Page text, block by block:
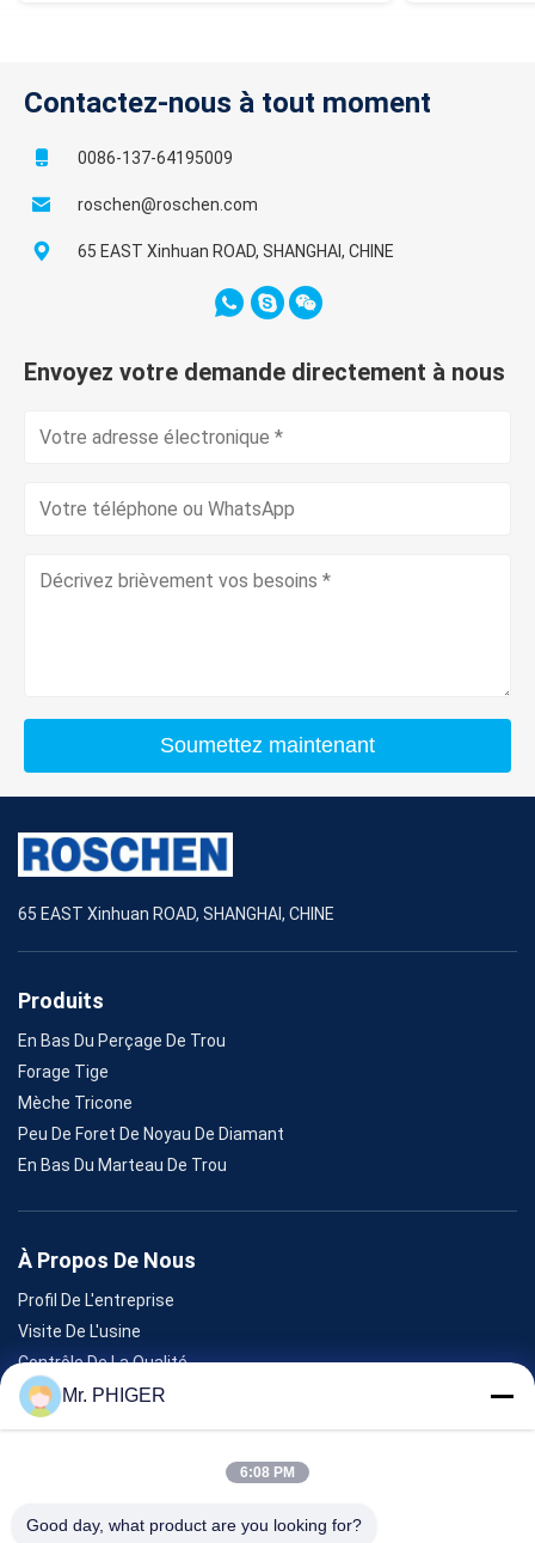
Contactez-nous à tout moment
0086-137-64195009
roschen@roschen.com
65 EAST Xinhuan ROAD, SHANGHAI, CHINE
Envoyez votre demande directement à nous
Soumettez maintenant
65 EAST Xinhuan ROAD, SHANGHAI, CHINE
Produits
En Bas Du Perçage De Trou
Forage Tige
Mèche Tricone
Peu De Foret De Noyau De Diamant
En Bas Du Marteau De Trou
À Propos De Nous
Profil De L'entreprise
Visite De L'usine
Contrôle De La Qualité
Plan Du Site
Événements
Mr. PHIGER
6:08 PM
Good day, what product are you looking for?